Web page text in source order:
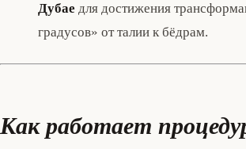
Дубае для достижения
градусов» от талии к бёдрам.
Как работает